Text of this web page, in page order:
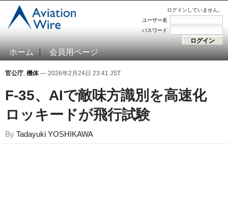
ログインしていません。
ユーザー名
パスワード
ホーム 会員用ページ
官公庁, 機体— 2026年2月24日 23:41 JST
F-35、AIで敵味方識別を高速化
ロッキードが飛行試験
By Tadayuki YOSHIKAWA